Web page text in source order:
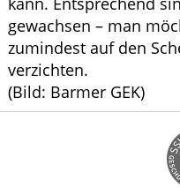
gewachsen – man
zumindest auf den
verzichten.
(Bild: Barmer GEK)